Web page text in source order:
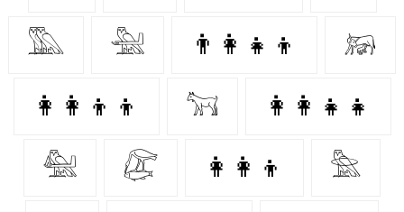
𓅔 𓅖 👨‍👩‍👧‍👦 𓃖
👩‍👩‍👦‍👦 𓃙 👩‍👩‍👧‍👧
𓅕 𓅻 👩‍👩‍👦 𓅗